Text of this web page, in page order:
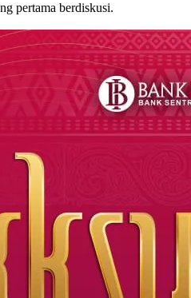
pertama berdiskusi.